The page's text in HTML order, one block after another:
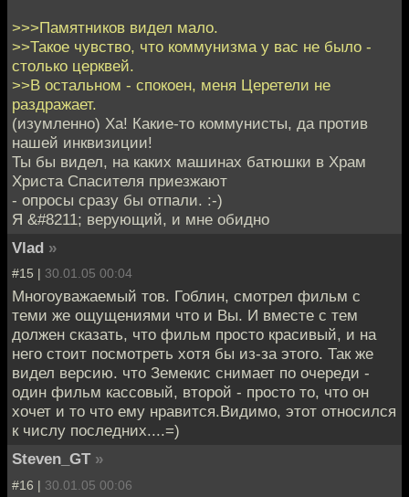
>>>Памятников видел мало.
>>Такое чувство, что коммунизма у вас не было -
столько церквей.
>>В остальном - спокоен, меня Церетели не
раздражает.
(изумленно) Ха! Какие-то коммунисты, да против
нашей инквизиции!
Ты бы видел, на каких машинах батюшки в Храм
Христа Спасителя приезжают
- опросы сразу бы отпали. :-)
Я &#8211; верующий, и мне обидно
Vlad »
#15 | 30.01.05 00:04
Многоуважаемый тов. Гоблин, смотрел фильм с
теми же ощущениями что и Вы. И вместе с тем
должен сказать, что фильм просто красивый, и на
него стоит посмотреть хотя бы из-за этого. Так же
видел версию. что Земекис снимает по очереди -
один фильм кассовый, второй - просто то, что он
хочет и то что ему нравится.Видимо, этот относился
к числу последних....=)
Steven_GT »
#16 | 30.01.05 00:06